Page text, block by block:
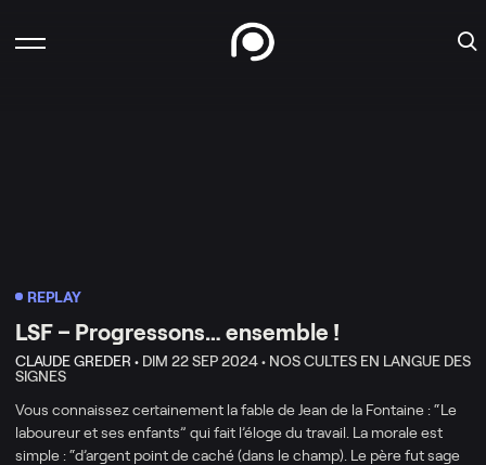
REPLAY
LSF – Progressons… ensemble !
CLAUDE GREDER • DIM 22 SEP 2024 • NOS CULTES EN LANGUE DES
SIGNES
Vous connaissez certainement la fable de Jean de la Fontaine : “Le
laboureur et ses enfants” qui fait l’éloge du travail. La morale est
simple : “d’argent point de caché (dans le champ). Le père fut sage